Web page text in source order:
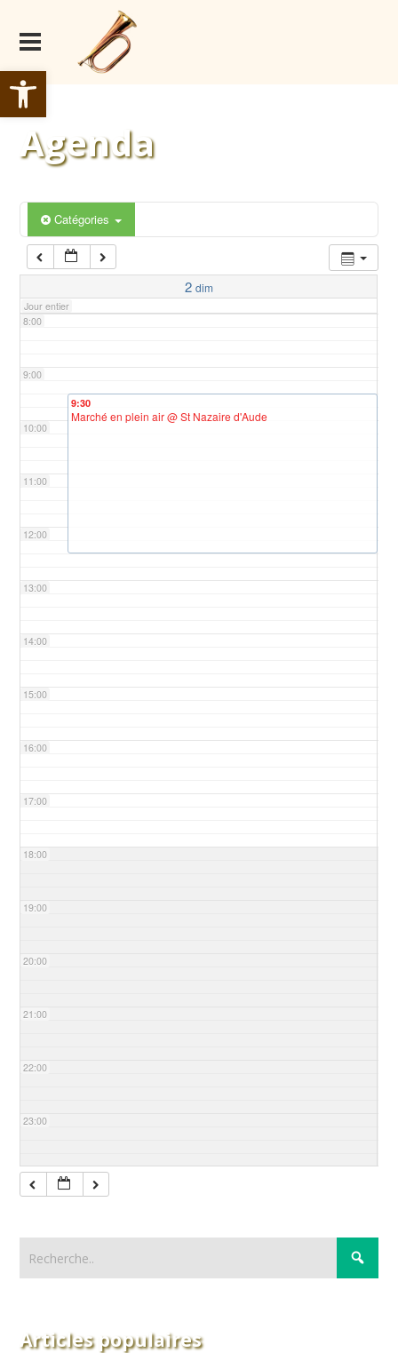
Ouvrir la barre d’outils
Agenda
Catégories
2 dim
Jour entier
3:00
4:00
5:00
6:00
7:00
8:00
9:00
10:00
11:00
12:00
13:00
14:00
15:00
16:00
17:00
18:00
19:00
20:00
21:00
22:00
23:00
9:30
Marché en plein air@ St Nazaire d'Aude
Articles populaires